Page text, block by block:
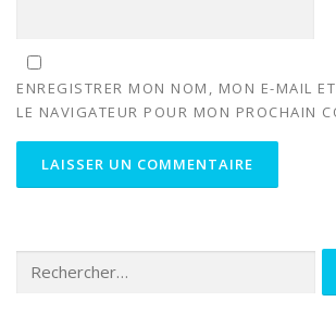
ENREGISTRER MON NOM, MON E-MAIL
LE NAVIGATEUR POUR MON PROCHAIN